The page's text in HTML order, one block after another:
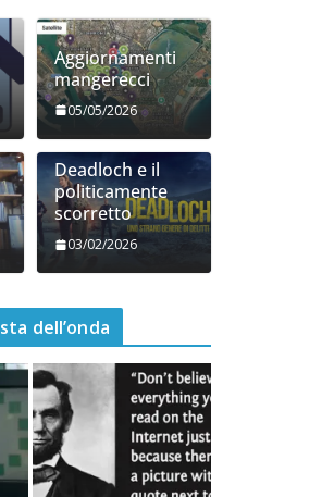
Aggiornamenti
mangerecci
05/05/2026
Deadloch e il
politicamente
scorretto
03/02/2026
dell’onda